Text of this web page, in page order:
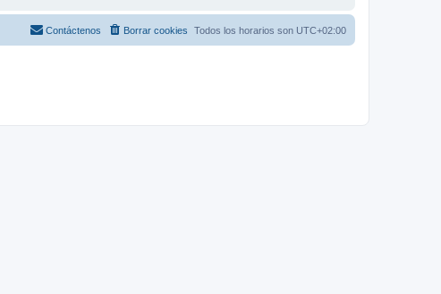
Todos los horarios son UTC+02:00
Borrar cookies
Contáctenos